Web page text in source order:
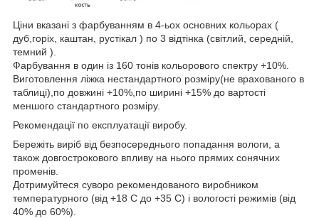
Ціни вказані з фарбуванням в 4-ьох основних кольорах (
дуб,горіх, каштан, рустікал ) по 3 відтінка (світлий, середній,
темний ).
Фарбування в один із 160 тонів кольорового спектру +10%.
Виготовлення ліжка нестандартного розміру(не врахованого в
таблиці),по довжині +10%,по ширині +15% до вартості
меншого стандартного розміру.
Рекомендації по експлуатації виробу.
Бережіть виріб від безпосереднього попадання вологи, а
також довгострокового впливу на нього прямих сонячних
променів.
Дотримуйтеся суворо рекомендованого виробником
температурного (від +18 С до +35 С) і вологості режимів (від
40% до 60%).